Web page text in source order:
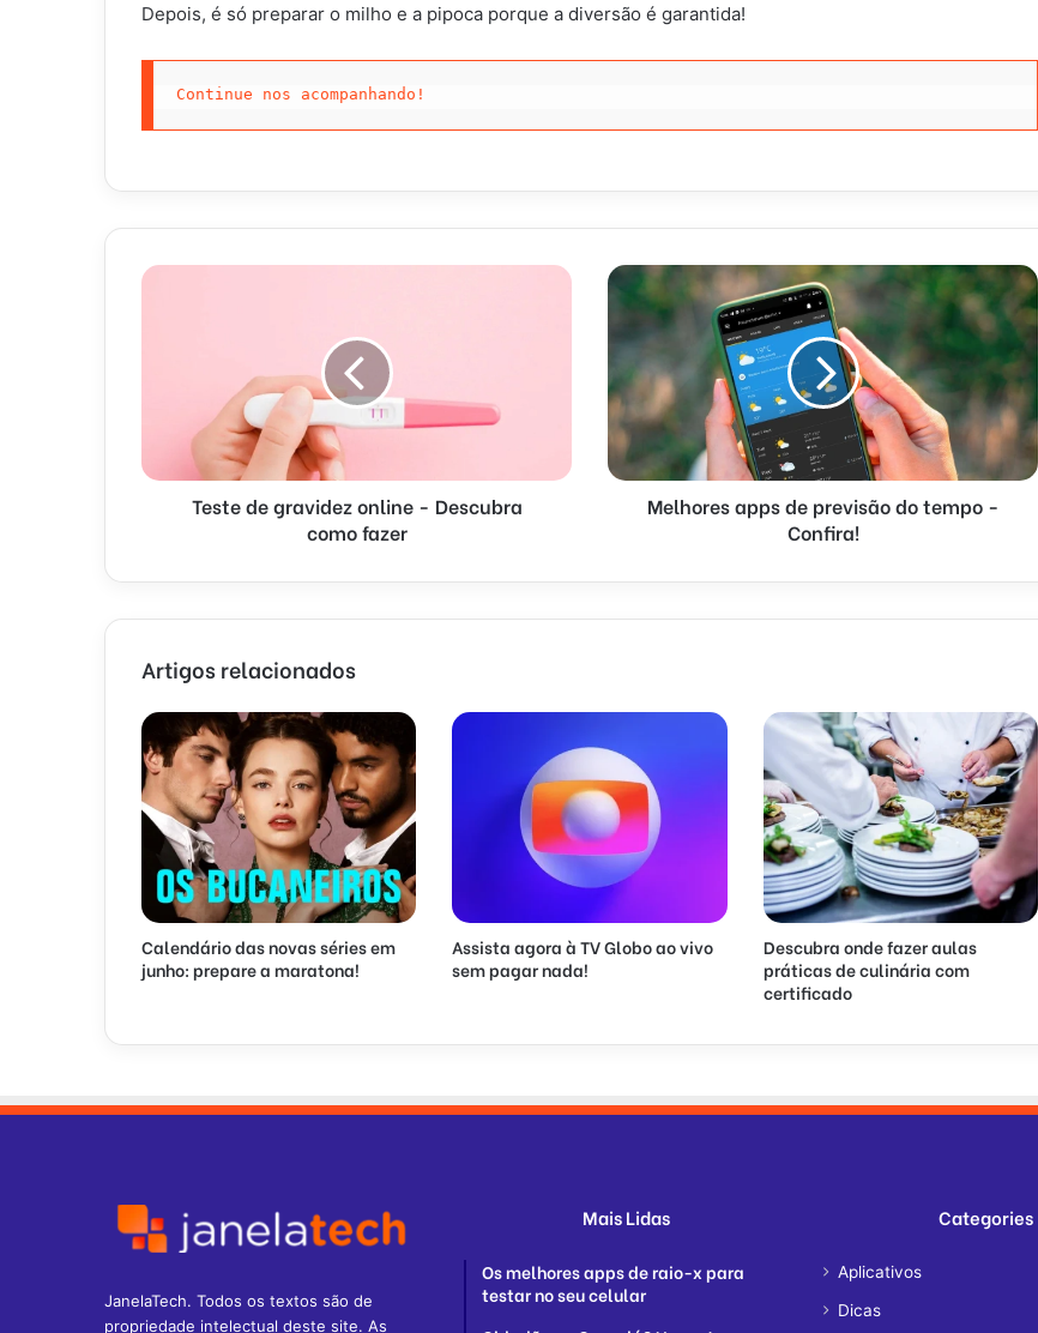
Depois, é só preparar o milho e a pipoca porque a diversão é garantida!
Continue nos acompanhando!
Teste de gravidez online - Descubra
como fazer
Melhores apps de previsão do tempo -
Confira!
Artigos relacionados
Calendário das novas séries em
junho: prepare a maratona!
Assista agora à TV Globo ao vivo
sem pagar nada!
Descubra onde fazer aulas
práticas de culinária com
certificado
JanelaTech. Todos os textos são de
propriedade intelectual deste site. As
Mais Lidas
Os melhores apps de raio-x para
testar no seu celular
Categories
Aplicativos
Dicas